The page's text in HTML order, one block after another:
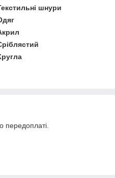
шнури
передоплаті.